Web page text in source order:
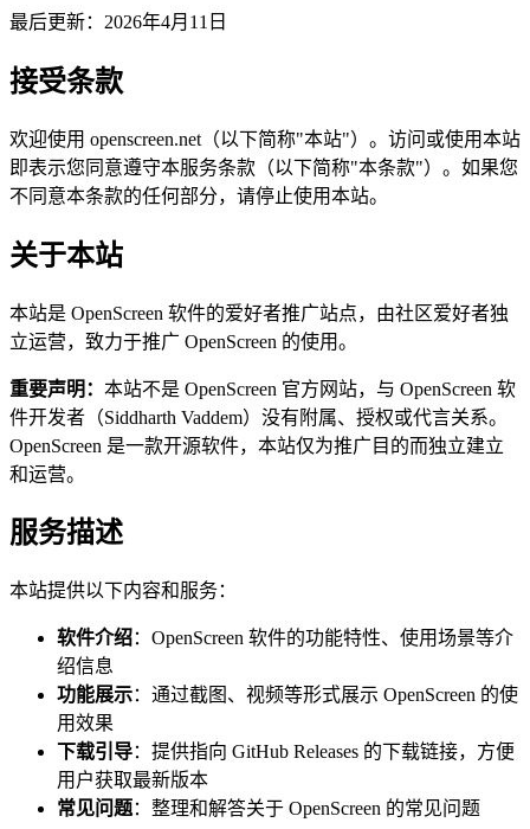
最后更新：2026年4月11日
接受条款
欢迎使用 openscreen.net（以下简称"本站"）。访问或使用本站
即表示您同意遵守本服务条款（以下简称"本条款"）。如果您
不同意本条款的任何部分，请停止使用本站。
关于本站
本站是 OpenScreen 软件的爱好者推广站点，由社区爱好者独
立运营，致力于推广 OpenScreen 的使用。
重要声明： 本站不是 OpenScreen 官方网站，与 OpenScreen 软
件开发者（Siddharth Vaddem）没有附属、授权或代言关系。
OpenScreen 是一款开源软件，本站仅为推广目的而独立建立
和运营。
服务描述
本站提供以下内容和服务：
软件介绍：OpenScreen 软件的功能特性、使用场景等介
绍信息
功能展示：通过截图、视频等形式展示 OpenScreen 的使
用效果
下载引导：提供指向 GitHub Releases 的下载链接，方便
用户获取最新版本
常见问题：整理和解答关于 OpenScreen 的常见问题